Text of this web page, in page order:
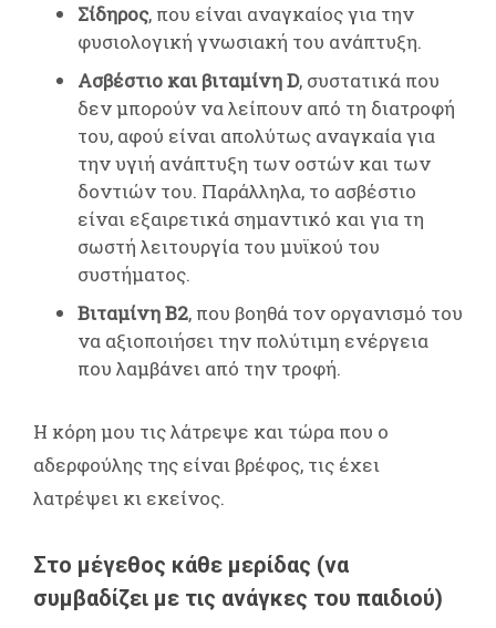
Σίδηρος, που είναι αναγκαίος για την
φυσιολογική γνωσιακή του ανάπτυξη.
Ασβέστιο και βιταμίνη D, συστατικά που
δεν μπορούν να λείπουν από τη διατροφή
του, αφού είναι απολύτως αναγκαία για
την υγιή ανάπτυξη των οστών και των
δοντιών του. Παράλληλα, το ασβέστιο
είναι εξαιρετικά σημαντικό και για τη
σωστή λειτουργία του μυϊκού του
συστήματος.
Βιταμίνη Β2, που βοηθά τον οργανισμό του
να αξιοποιήσει την πολύτιμη ενέργεια
που λαμβάνει από την τροφή.
Η κόρη μου τις λάτρεψε και τώρα που ο
αδερφούλης της είναι βρέφος, τις έχει
λατρέψει κι εκείνος.
Στο μέγεθος κάθε μερίδας (να
συμβαδίζει με τις ανάγκες του παιδιού)